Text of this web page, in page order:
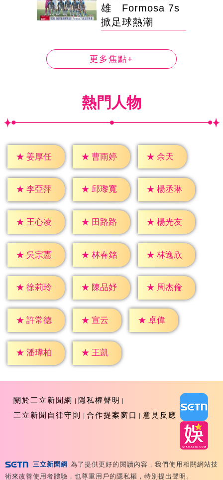
雄 Formosa 7s
掀足球熱潮
更多焦點+
熱門人物
★ 姜厚任 ★ 曹雨婷 ★ 余天
★ 李亞萍 ★ 邱瓈寬 ★ 楊丞琳
★ 王心凌 ★ 田路路 ★ 楊光友
★ 吳宗憲 ★ 林春銘 ★ 林逸欣
★ 徐莉玲 ★ 陳品妤 ★ 周杰倫
★ 許常德 ★ 宣云 ★ 卓偉
★ 潘瑋柏 ★ 王凱
關於三立新聞網
隱私權聲明
三立新聞自律守則
合作提案窗口 意見反應
Copyright ©2026 Sanlih E-Television All Rights
三立新聞網 為了提供更好的閱讀內容，我們使用相關網站技
術來改善使用者體驗，也尊重用戶的隱私權，特別提出聲明。